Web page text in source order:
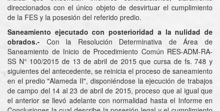
direccionados con el único objeto de desvirtuar el cumplimiento
de la FES y la posesión del referido predio.
Saneamiento ejecutado con posterioridad a la nulidad de
obrados.- Con la Resolución Determinativa de Área de
Saneamiento de Inicio de Procedimiento Común RES-ADM-RA-
SS N° 100/2015 de 13 de abril de 2015 que cursa de fs. 748 y
siguientes del antecedente, se reinicia el proceso de saneamiento
en el predio "Alameda II", disponiéndose la ejecución de trabajos
de campo del 14 al 23 de abril de 2015, proceso que al igual que
el anterior se llevó adelante con normalidad hasta el Informe en